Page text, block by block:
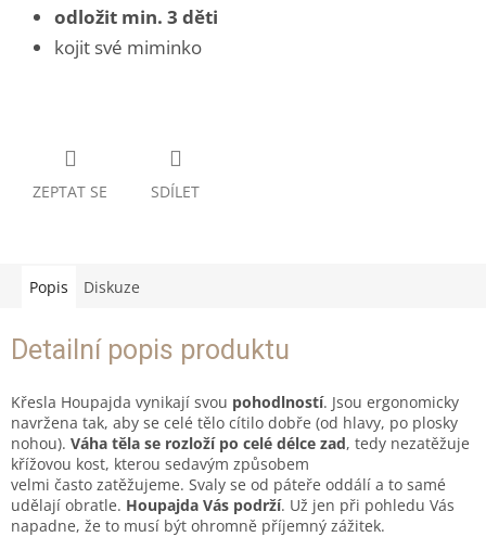
odložit min. 3 děti
kojit své miminko
ZEPTAT SE SDÍLET
Popis Diskuze
Detailní popis produktu
Křesla Houpajda vynikají svou pohodlností. Jsou ergonomicky
navržena tak, aby se celé tělo cítilo dobře (od hlavy, po plosky
nohou). Váha těla se rozloží po celé délce zad, tedy nezatěžuje
křížovou kost, kterou sedavým způsobem
velmi často zatěžujeme. Svaly se od páteře oddálí a to samé
udělají obratle. Houpajda Vás podrží. Už jen při pohledu Vás
napadne, že to musí být ohromně příjemný zážitek.